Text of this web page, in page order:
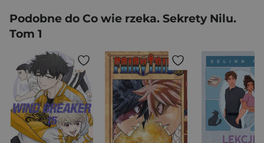
Podobne do Co wie rzeka. Sekrety Nilu.
Tom 1